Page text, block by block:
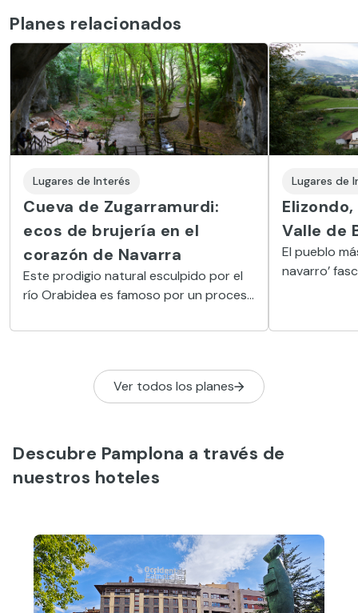
Planes relacionados
Lugares de Interés
Cueva de Zugarramurdi:
ecos de brujería en el
corazón de Navarra
Este prodigio natural esculpido por el
río Orabidea es famoso por un proceso
con la muerte en la hoguera de 12
realizar aquí aquelarres de culto al
Lugares de
Valle de
El pueblo
navarro’
tradicional
Ver todos los planes
Descubre Pamplona a través de
nuestros hoteles